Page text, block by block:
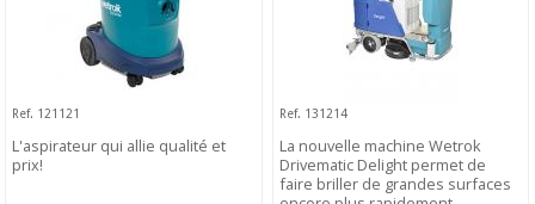
Ref. 121121
L'aspirateur qui allie qualité et
prix!
Ref. 131214
La nouvelle machine Wetrok
Drivematic Delight permet de
faire briller de grandes surfaces